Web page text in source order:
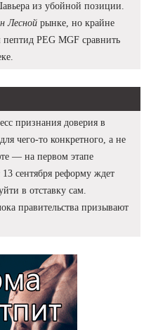
из убойной позиции.
Лесной рынке, но крайне
пептид PEG MGF сравнить
признания доверия в
чего-то конкретного, а не
— на первом этапе
13 сентября реформу ждет
в отставку сам.
правительства призывают